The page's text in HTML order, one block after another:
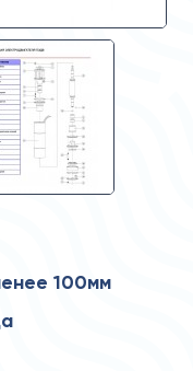
100мм